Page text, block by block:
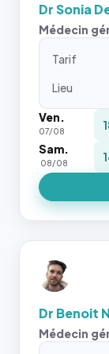
Dr Sonia
Médecin
Tarif
Lieu
Ven.
07/08
Sam.
08/08
Dr Benoit
Médecin